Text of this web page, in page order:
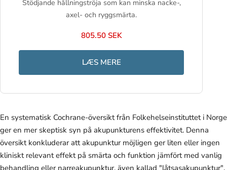
Stödjande hållningströja som kan minska nacke-,
axel- och ryggsmärta.
805.50 SEK
LÆS MERE
En systematisk Cochrane-översikt från Folkehelseinstituttet i Norge
ger en mer skeptisk syn på akupunkturens effektivitet. Denna
översikt konkluderar att akupunktur möjligen ger liten eller ingen
kliniskt relevant effekt på smärta och funktion jämfört med vanlig